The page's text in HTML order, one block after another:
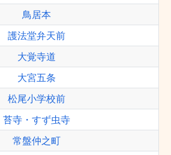
鳥居本
護法堂弁天前
大覚寺道
大宮五条
松尾小学校前
苔寺・すず虫寺
常盤仲之町